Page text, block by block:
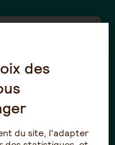
de
près de
des
du site, l'adapter